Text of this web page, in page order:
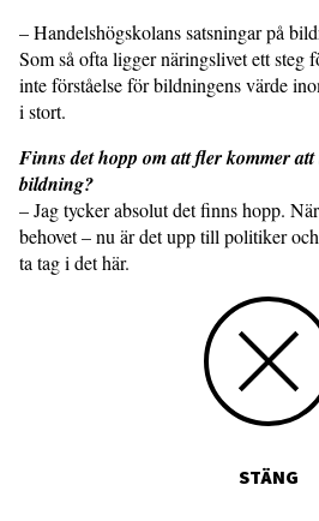
– Handelshögskolans satsningar på
Som så ofta ligger näringslivet ett steg
inte förståelse för bildningens värde
i stort.
Finns det hopp om att fler kommer
bildning?
– Jag tycker absolut det finns hopp.
behovet – nu är det upp till politiker
ta tag i det här.
STÄNG